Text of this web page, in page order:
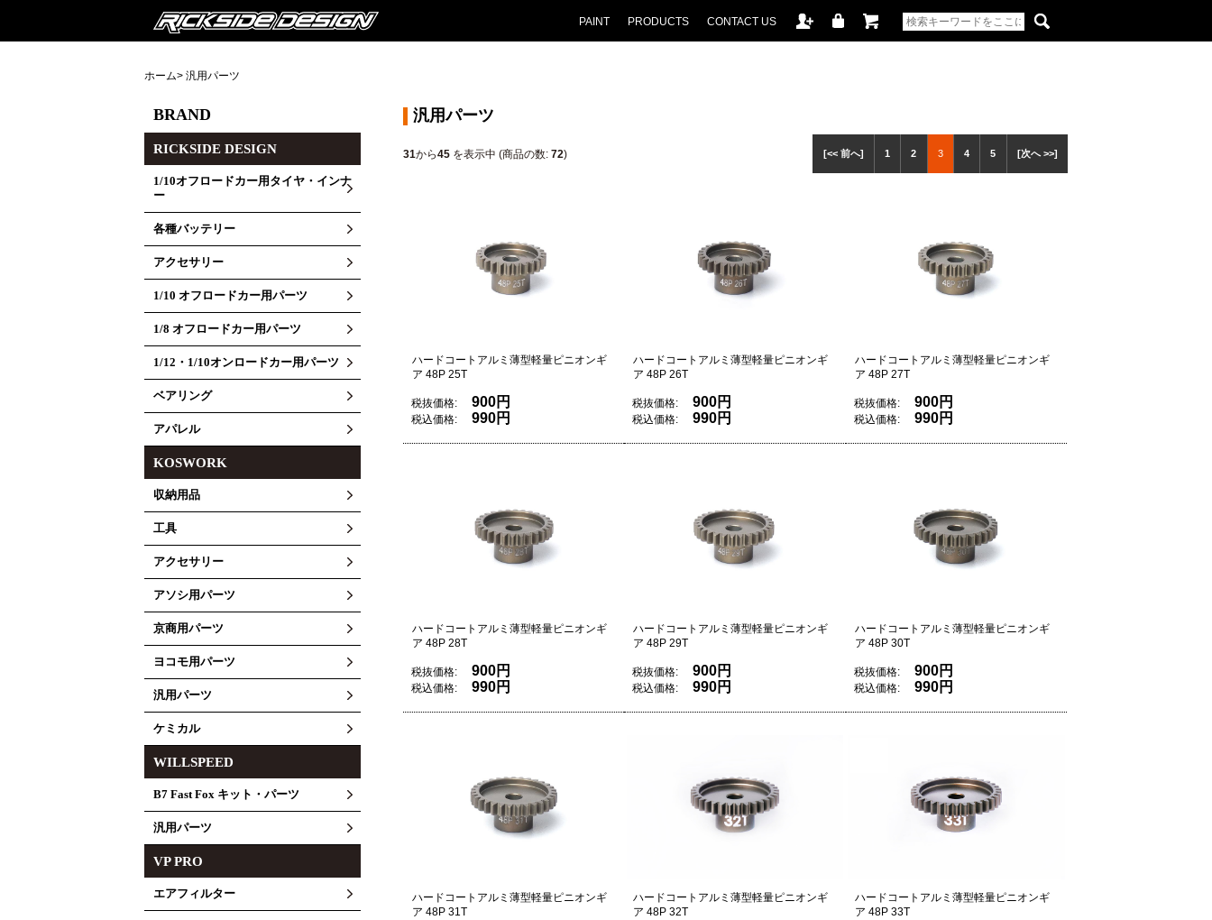
PAINT PRODUCTS CONTACT US
ホーム> 汎用パーツ
BRAND
RICKSIDE DESIGN
1/10オフロードカー用タイヤ・インナ
ー
各種バッテリー
アクセサリー
1/10 オフロードカー用パーツ
1/8 オフロードカー用パーツ
1/12・1/10オンロードカー用パーツ
ベアリング
アパレル
KOSWORK
収納用品
工具
アクセサリー
アソシ用パーツ
京商用パーツ
ヨコモ用パーツ
汎用パーツ
ケミカル
WILLSPEED
B7 Fast Fox キット・パーツ
汎用パーツ
VP PRO
エアフィルター
汎用パーツ
[<< 前へ] 1 2 3 4 5 [次へ >>]
31から45を表示中 (商品の数: 72)
ハードコートアルミ薄型軽量ピニオンギ
ア 48P 25T
税抜価格: 900円
税込価格: 990円
ハードコートアルミ薄型軽量ピニオンギ
ア 48P 26T
税抜価格: 900円
税込価格: 990円
ハードコートアルミ薄型軽量ピニオンギ
ア 48P 27T
税抜価格: 900円
税込価格: 990円
ハードコートアルミ薄型軽量ピニオンギ
ア 48P 28T
税抜価格: 900円
税込価格: 990円
ハードコートアルミ薄型軽量ピニオンギ
ア 48P 29T
税抜価格: 900円
税込価格: 990円
ハードコートアルミ薄型軽量ピニオンギ
ア 48P 30T
税抜価格: 900円
税込価格: 990円
ハードコートアルミ薄型軽量ピニオンギ
ア 48P 31T
ハードコートアルミ薄型軽量ピニオンギ
ア 48P 32T
ハードコートアルミ薄型軽量ピニオンギ
ア 48P 33T